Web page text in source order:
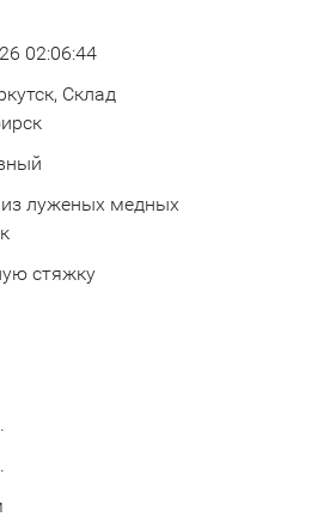
02:06:44
Склад
из луженых медных
стяжку